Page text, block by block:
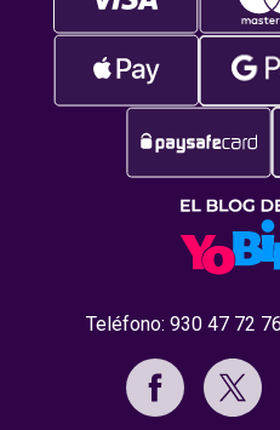
Teléfono: 930 47 72 76